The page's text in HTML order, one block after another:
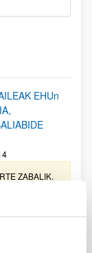
EHUn
ZABALIK.